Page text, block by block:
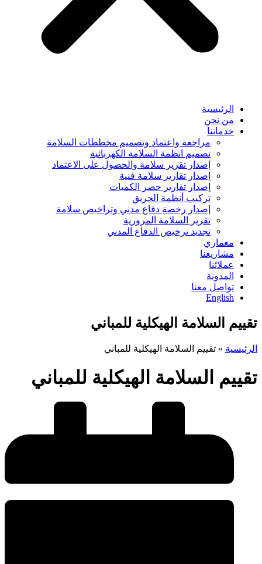
الرئيسية
من نحن
خدماتنا
مراجعة واعتماد وتصميم مخططات السلامة
تصميم انظمة السلامة الكهربائية
إصدار تقرير سلامة والحصول على الاعتماد
إصدار تقارير سلامة فنية
إصدار تقارير حصر الكميات
تركيب أنظمة الحريق
إصدار رخصة دفاع مدني وتراخيص سلامة
تقرير السلامة المرورية
تجديد ترخيص الدفاع المدني
معماري
مشاريعنا
عملائنا
المدونة
تواصل معنا
English
تقييم السلامة الهيكلية للمباني
الرئيسية » تقييم السلامة الهيكلية للمباني
تقييم السلامة الهيكلية للمباني